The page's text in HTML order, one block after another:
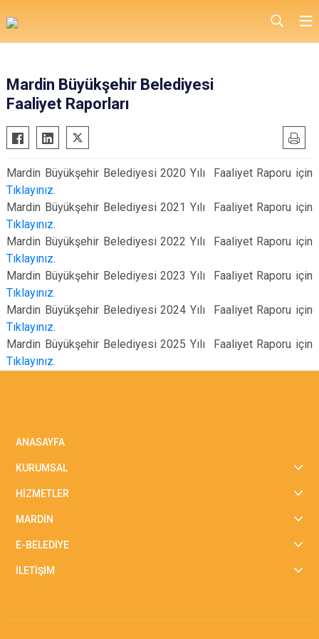
Mardin Büyükşehir Belediyesi
Faaliyet Raporları
Mardin Büyükşehir Belediyesi 2020 Yılı Faaliyet Raporu için
Tıklayınız.
Mardin Büyükşehir Belediyesi 2021 Yılı Faaliyet Raporu için
Tıklayınız.
Mardin Büyükşehir Belediyesi 2022 Yılı Faaliyet Raporu için
Tıklayınız.
Mardin Büyükşehir Belediyesi 2023 Yılı Faaliyet Raporu için
Tıklayınız.
Mardin Büyükşehir Belediyesi 2024 Yılı Faaliyet Raporu için
Tıklayınız.
Mardin Büyükşehir Belediyesi 2025 Yılı Faaliyet Raporu için
Tıklayınız.
ANASAYFA
KURUMSAL
HİZMETLER
MARDİN
E-BELEDİYE
İLETİŞİM